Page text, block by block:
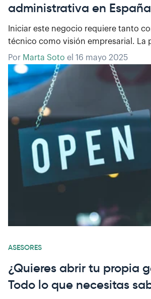
administrativa en España
Iniciar este negocio requiere tanto
técnico como visión empresarial. La
Por Marta Soto el 16 mayo 2025
ASESORES
¿Quieres abrir tu propia
Todo lo que necesitas